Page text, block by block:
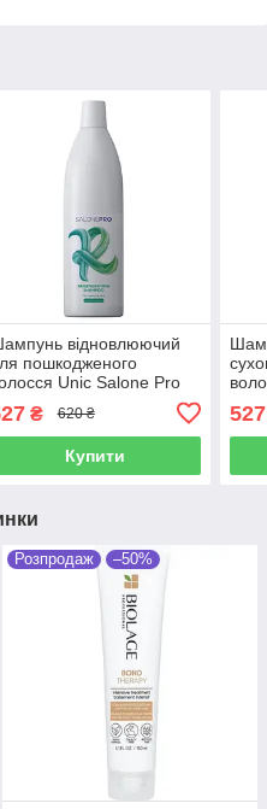
відновлюючий
пошкодженого
Unic Salone Pro
₴ 620 ₴
Купити
527
Розпродаж –50%